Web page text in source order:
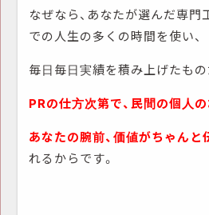
なぜなら、あなたが選んだ専門
での人生の多くの時間を使い、
毎日毎日実績を積み上げたもの
PRの仕方次第で、民間の個人
あなたの腕前、価値がちゃんと
れるからです。